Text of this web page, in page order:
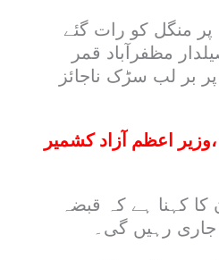
منگل کو رات گئے
مظفرآباد قمر
بر لب سڑک ناجائز
اعظم آزاد کشمیر
کا کہنا ہے کہ قبضہ
جاری رہیں گی۔